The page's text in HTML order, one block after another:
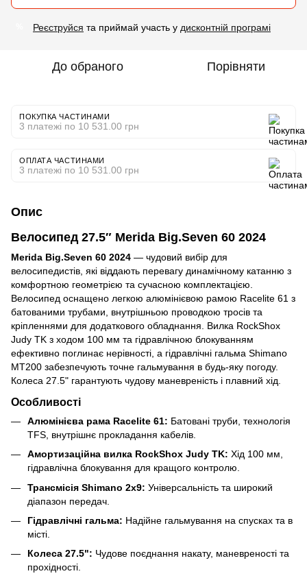
Реєструйся та приймай участь у дисконтній програмі
До обраного Порівняти
ПОКУПКА ЧАСТИНАМИ
3 платежі по 10 531.00 грн
ОПЛАТА ЧАСТИНАМИ
3 платежі по 10 531.00 грн
Опис
Велосипед 27.5″ Merida Big.Seven 60 2024
Merida Big.Seven 60 2024 — чудовий вибір для
велосипедистів, які віддають перевагу динамічному катанню з
комфортною геометрією та сучасною комплектацією.
Велосипед оснащено легкою алюмінієвою рамою Racelite 61 з
батованими трубами, внутрішньою проводкою тросів та
кріпленнями для додаткового обладнання. Вилка RockShox
Judy TK з ходом 100 мм та гідравлічною блокуванням
ефективно поглинає нерівності, а гідравлічні гальма Shimano
MT200 забезпечують точне гальмування в будь-яку погоду.
Колеса 27.5" гарантують чудову маневреність і плавний хід.
Особливості
Алюмінієва рама Racelite 61: Батовані труби, технологія
TFS, внутрішнє прокладання кабелів.
Амортизаційна вилка RockShox Judy TK: Хід 100 мм
гідравлічна блокування для кращого контролю.
Трансмісія Shimano 2x9: Універсальність та широкий
діапазон передач.
Гідравлічні гальма: Надійне гальмування на спусках та в
місті.
Колеса 27.5": Чудове поєднання накату, маневреності та
прохідності.